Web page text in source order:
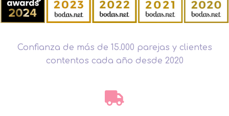
Confianza de más de 15.000 parejas y clientes
contentos cada año desde 2020